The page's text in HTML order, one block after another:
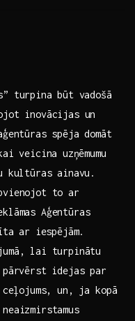
turpina būt ⁤vadošā
​inovācijas un​
spēja domāt
veicina ⁣uzņēmumu⁢
kultūras ainavu.
to ⁣ar
Aģentūras
ar iespējām.
lai turpinātu
pārvērst idejas par
un,​ ja kopā